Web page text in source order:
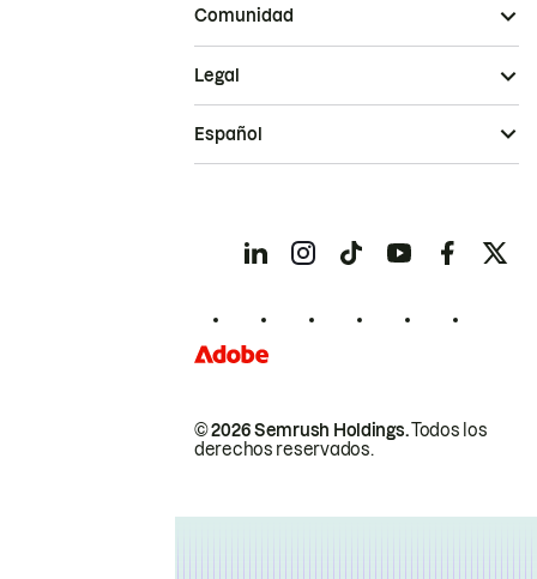
Comunidad
© 2026 Semrush Holdings.Todos los
derechos reservados.
Legal
Español